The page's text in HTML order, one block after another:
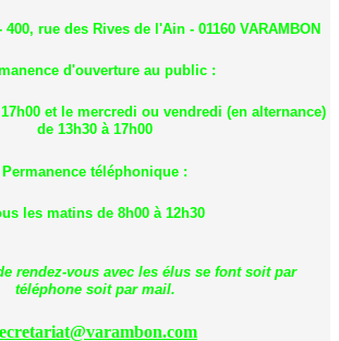
rue des Rives de l'Ain - 01160 VARAMBON
d'ouverture au public :
et le mercredi ou vendredi (en alternance)
de 13h30 à 17h00
Permanence téléphonique :
les matins de 8h00 à 12h30
rendez-vous avec les élus se font soit par
téléphone soit par mail.